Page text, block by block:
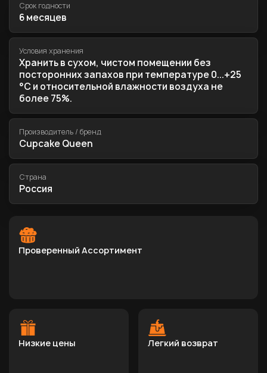
Срок годности
6 месяцев
Условия хранения
Хранить в сухом, чистом помещении без
посторонних запахов при температуре 0...+25
°C и относительной влажности воздуха не
более 75%.
Производитель / бренд
Cupcake Queen
Страна
Россия
Проверенный Ассортимент
Низкие цены Легкий возврат